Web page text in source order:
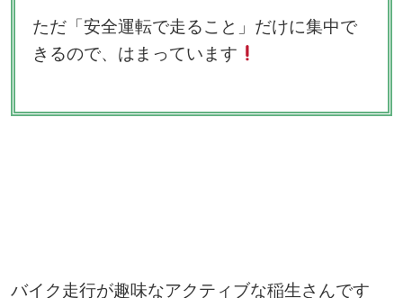
ただ「安全運転で走ること」だけに集中で
きるので、はまっています
バイク走行が趣味なアクティブな稲生さんです